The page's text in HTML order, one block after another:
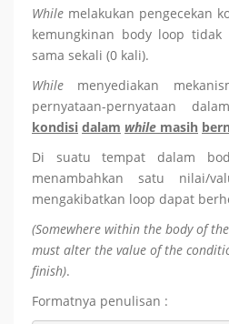
While melakukan pengecekan
kemungkinan body loop
sama sekali (0 kali).
While menyediakan
pernyataan-pernyataan
kondisi dalam while masih
Di suatu tempat dalam
menambahkan satu nilai/
mengakibatkan loop dapat
(Somewhere within the body of
must alter the value of the
finish).
Formatnya penulisan :